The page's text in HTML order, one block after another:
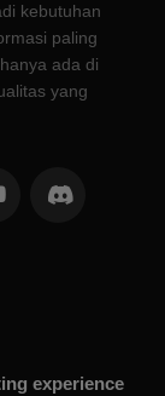
kebutuhan
paling
ada di
yang
experience